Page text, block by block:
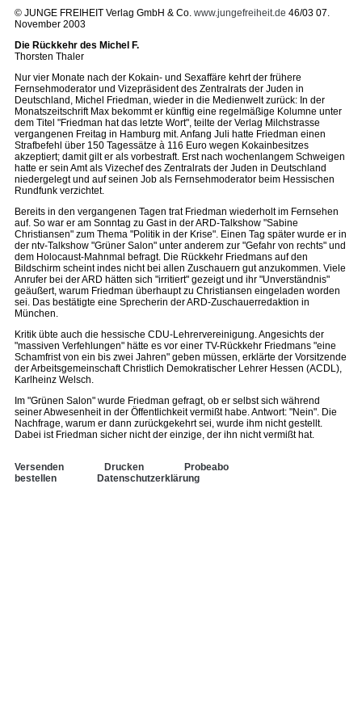
© JUNGE FREIHEIT Verlag GmbH & Co. www.jungefreiheit.de 46/03 07.
November 2003
Die Rückkehr des Michel F.
Thorsten Thaler
Nur vier Monate nach der Kokain- und Sexaffäre kehrt der frühere
Fernsehmoderator und Vizepräsident des Zentralrats der Juden in
Deutschland, Michel Friedman, wieder in die Medienwelt zurück: In der
Monatszeitschrift Max bekommt er künftig eine regelmäßige Kolumne unter
dem Titel "Friedman hat das letzte Wort", teilte der Verlag Milchstrasse
vergangenen Freitag in Hamburg mit. Anfang Juli hatte Friedman einen
Strafbefehl über 150 Tagessätze à 116 Euro wegen Kokainbesitzes
akzeptiert; damit gilt er als vorbestraft. Erst nach wochenlangem Schweigen
hatte er sein Amt als Vizechef des Zentralrats der Juden in Deutschland
niedergelegt und auf seinen Job als Fernsehmoderator beim Hessischen
Rundfunk verzichtet.
Bereits in den vergangenen Tagen trat Friedman wiederholt im Fernsehen
auf. So war er am Sonntag zu Gast in der ARD-Talkshow "Sabine
Christiansen" zum Thema "Politik in der Krise". Einen Tag später wurde er in
der ntv-Talkshow "Grüner Salon" unter anderem zur "Gefahr von rechts" und
dem Holocaust-Mahnmal befragt. Die Rückkehr Friedmans auf den
Bildschirm scheint indes nicht bei allen Zuschauern gut anzukommen. Viele
Anrufer bei der ARD hätten sich "irritiert" gezeigt und ihr "Unverständnis"
geäußert, warum Friedman überhaupt zu Christiansen eingeladen worden
sei. Das bestätigte eine Sprecherin der ARD-Zuschauerredaktion in
München.
Kritik übte auch die hessische CDU-Lehrervereinigung. Angesichts der
"massiven Verfehlungen" hätte es vor einer TV-Rückkehr Friedmans "eine
Schamfrist von ein bis zwei Jahren" geben müssen, erklärte der Vorsitzende
der Arbeitsgemeinschaft Christlich Demokratischer Lehrer Hessen (ACDL),
Karlheinz Welsch.
Im "Grünen Salon" wurde Friedman gefragt, ob er selbst sich während
seiner Abwesenheit in der Öffentlichkeit vermißt habe. Antwort: "Nein". Die
Nachfrage, warum er dann zurückgekehrt sei, wurde ihm nicht gestellt.
Dabei ist Friedman sicher nicht der einzige, der ihn nicht vermißt hat.
Versenden Drucken
Probeabo
bestellen
Datenschutzerklärung